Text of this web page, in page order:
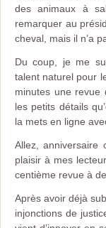
des animaux à
remarquer au
cheval, mais il n’a
Du coup, je me
talent naturel pour
minutes une revue
les petits détails
la mets en ligne
Allez,
plaisir à mes
centième revue à
Après avoir déjà
injonctions de